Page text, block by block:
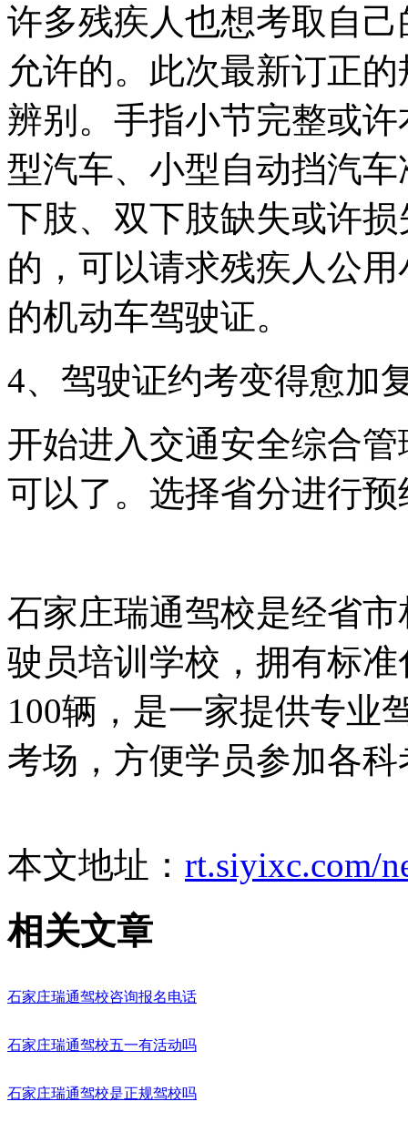
许多残疾人也想考取自
允许的。此次最新订正
辨别。手指小节完整或
型汽车、小型自动挡汽
下肢、双下肢缺失或许
的，可以请求残疾人公
的机动车驾驶证。
4、驾驶证约考变得愈加
开始进入交通安全综合
可以了。选择省分进行预
石家庄瑞通驾校是经省
驶员培训学校，拥有标
100辆，是一家提供专业
考场，方便学员参加各
本文地址： rt.siyixc.com/
相关文章
石家庄瑞通驾校咨询报名电话
石家庄瑞通驾校五一有活动吗
石家庄瑞通驾校是正规驾校吗